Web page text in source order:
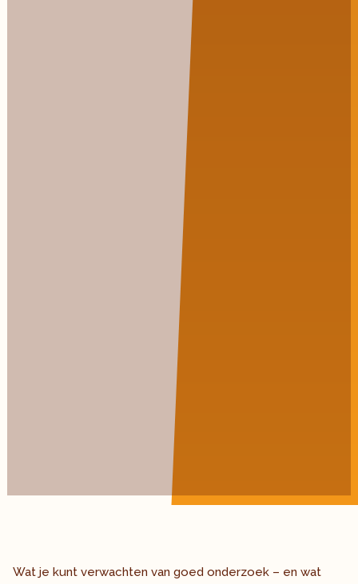
Wat je kunt verwachten van goed onderzoek – en wat